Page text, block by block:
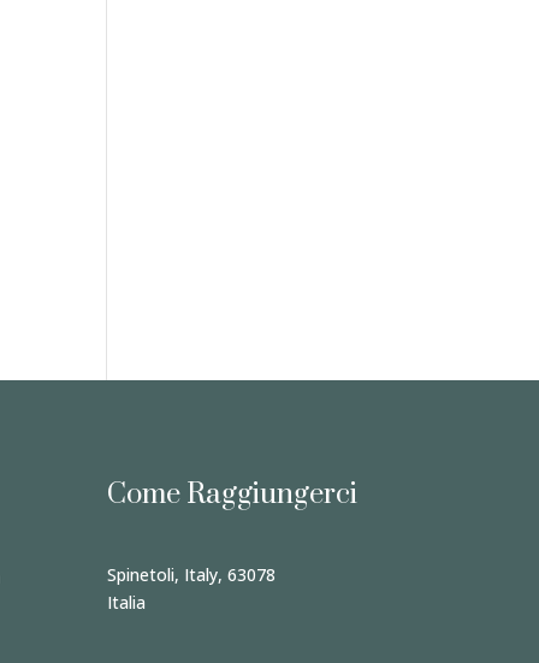
Come Raggiungerci
Spinetoli, Italy, 63078
Italia